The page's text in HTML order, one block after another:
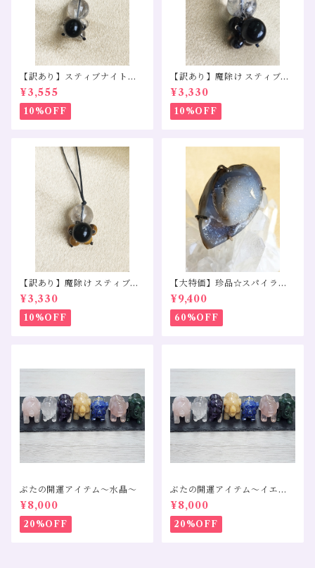
【訳あり】スティブナイトイ
ンクォーツ モリオン 水晶
¥3,555
10%OFF
【訳あり】魔除け スティブナ
イトインクォーツ スモーキー
クォーツ モリオン
¥3,330
10%OFF
【訳あり】魔除け スティブナ
イトインクォーツ モリオン タ
イガーアイ
¥3,330
10%OFF
【大特価】珍品☆スパイララ
イトペンダントトップS925
¥9,400
60%OFF
ぶたの開運アイテム～水晶～
¥8,000
20%OFF
ぶたの開運アイテム～イエロ
ーカルサイト～
¥8,000
20%OFF